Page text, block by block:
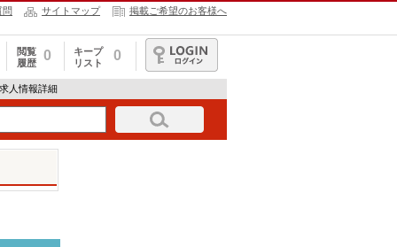
問 サイトマップ 掲載ご希望のお客様へ
閲覧
履歴
0
キープ
リスト
0
ログイン
人情報詳細